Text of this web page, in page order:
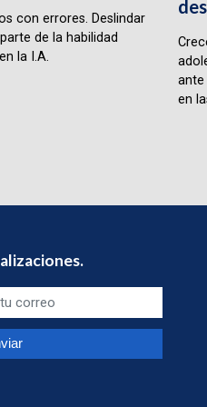
con errores. Deslindar
de la habilidad
la I.A.
en